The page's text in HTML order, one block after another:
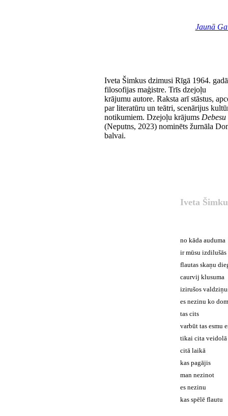
Jaunā
Iveta Šimkus dzimusi Rīgā 1964.
filosofijas maģistre. Trīs dzejoļu
krājumu autore. Raksta arī stāstus,
par literatūru un teātri, scenārijus
notikumiem. Dzejoļu krājums
(Neputns, 2023) nominēts žurnāla
balvai.
Iveta
no kāda auduma
ir mūsu izdilušās
flautas skaņu
caurvij klusuma
izirušos
es nezinu ko
tas cits
varbūt tas esmu
tikai cita veidolā
citā laikā
kas pagājis
man nezinot
es nezinu
kas spēlē flautu